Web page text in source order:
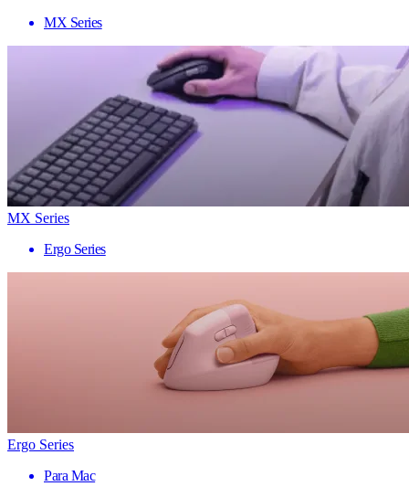
MX Series
MX Series
Ergo Series
Ergo Series
Para Mac